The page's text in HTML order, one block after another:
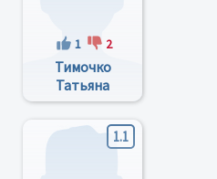
1 2
Тимочко
Татьяна
Валентиновна
1.1